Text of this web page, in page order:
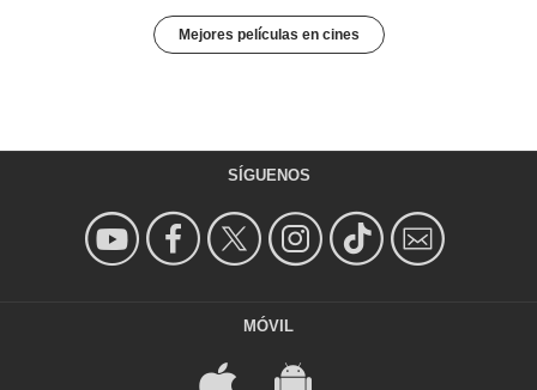
Mejores películas en cines
SÍGUENOS
MÓVIL